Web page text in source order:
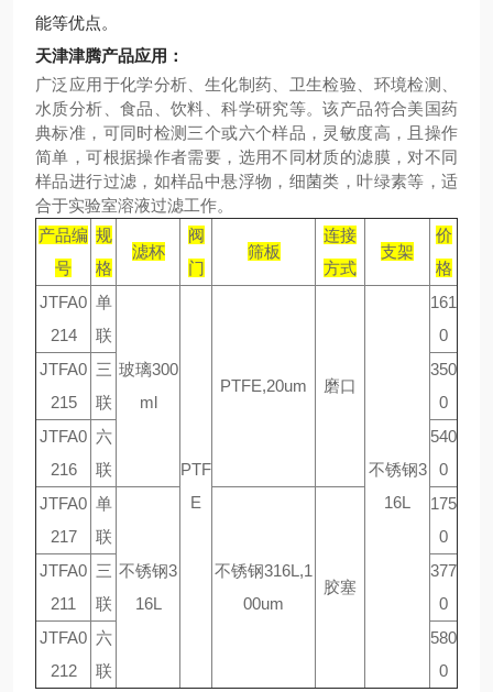
能等优点。
天津津腾产品应用：
广泛应用于化学分析、生化制药、卫生检验、环境检测、
水质分析、食品、饮料、科学研究等。该产品符合美国药
典标准，可同时检测三个或六个样品，灵敏度高，且操作
简单，可根据操作者需要，选用不同材质的滤膜，对不同
样品进行过滤，如样品中悬浮物，细菌类，叶绿素等，适
合于实验室溶液过滤工作。
产品编
号
规
格
滤杯
阀
门
筛板
连接
方式
支架
价
格
JTFA0
214
单
联
玻璃300
ml
PTF
E
PTFE,20um 磨口
不锈钢3
16L
161
0
JTFA0
215
三
联
350
0
JTFA0
216
六
联
540
0
JTFA0
217
单
联
不锈钢3
16L
不锈钢316L,1
00um
胶塞
175
0
JTFA0
211
三
联
377
0
JTFA0
212
六
联
580
0